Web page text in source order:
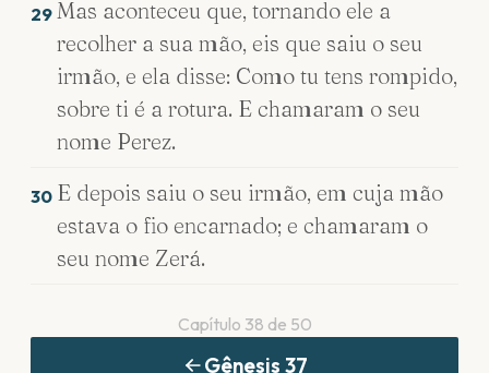
29 Mas aconteceu que, tornando ele a
recolher a sua mão, eis que saiu o seu
irmão, e ela disse: Como tu tens rompido,
sobre ti é a rotura. E chamaram o seu
nome Perez.
30 E depois saiu o seu irmão, em cuja mão
estava o fio encarnado; e chamaram o
seu nome Zerá.
Capítulo 38 de 50
Gênesis 37